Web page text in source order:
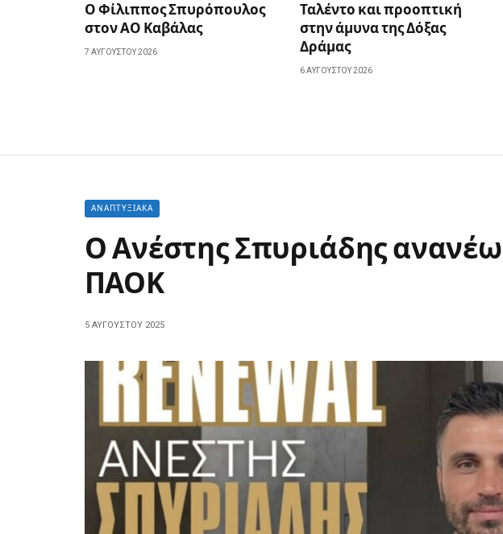
Ο Φίλιππος Σπυρόπουλος
στον ΑΟ Καβάλας
7 ΑΥΓΟΎΣΤΟΥ 2026
Ταλέντο και προοπτική
στην άμυνα της Δόξας
Δράμας
6 ΑΥΓΟΎΣΤΟΥ 2026
ΑΝΑΠΤΥΞΙΑΚΆ
Ο Ανέστης Σπυριάδης
ΠΑΟΚ
5 ΑΥΓΟΎΣΤΟΥ 2025